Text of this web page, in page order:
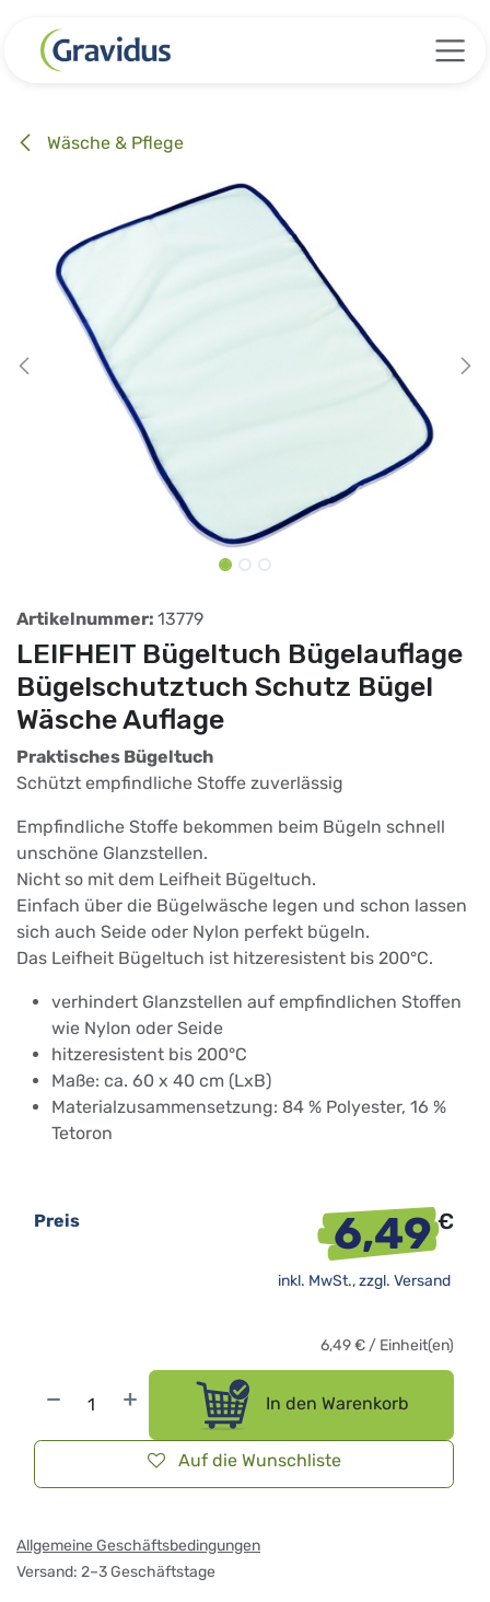
Wäsche & Pflege
Artikelnummer: 13779
LEIFHEIT Bügeltuch Bügelauflage
Bügelschutztuch Schutz Bügel
Wäsche Auflage
Praktisches Bügeltuch
Schützt empfindliche Stoffe zuverlässig
Empfindliche Stoffe bekommen beim Bügeln schnell
unschöne Glanzstellen.
Nicht so mit dem Leifheit Bügeltuch.
Einfach über die Bügelwäsche legen und schon lassen
sich auch Seide oder Nylon perfekt bügeln.
Das Leifheit Bügeltuch ist hitzeresistent bis 200°C.
verhindert Glanzstellen auf empfindlichen Stoffen
wie Nylon oder Seide
hitzeresistent bis 200°C
Maße: ca. 60 x 40 cm (LxB)
Materialzusammensetzung: 84 % Polyester, 16 %
Tetoron
In den Warenkorb
Auf die Wunschliste
Preis 6,49€
inkl. MwSt., zzgl. Versand
6,49€ / Einheit(en)
Allgemeine Geschäftsbedingungen
Versand: 2–3 Geschäftstage